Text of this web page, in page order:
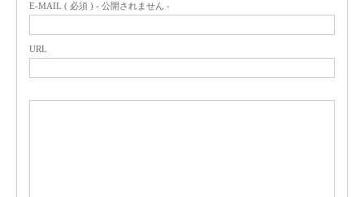
E-MAIL ( 必須 ) - 公開されません -
URL